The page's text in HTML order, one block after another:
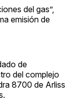
del gas”,
emisión de
de
del complejo
8700 de Arliss